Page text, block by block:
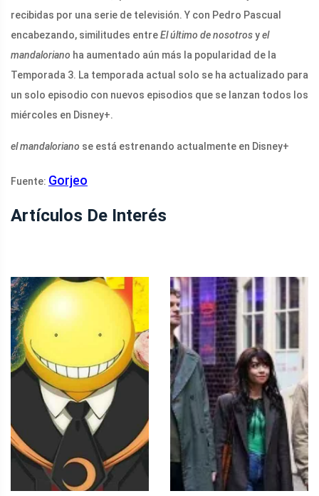
recibidas por una serie de televisión. Y con Pedro Pascual
encabezando, similitudes entreEl último de nosotrosyel
mandaloriano ha aumentado aún más la popularidad de la
Temporada 3. La temporada actual solo se ha actualizado para
un solo episodio con nuevos episodios que se lanzan todos los
miércoles en Disney+.
el mandaloriano se está estrenando actualmente en Disney+
Fuente: Gorjeo
Artículos De Interés